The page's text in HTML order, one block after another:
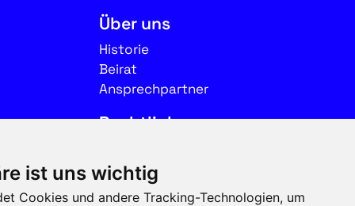
ist uns wichtig
Cookies und andere Tracking-Technologien, um
Über uns
Historie
Beirat
Ansprechpartner
Rechtliches
Impressum
Datenschutz
Nutzungsbedingungen